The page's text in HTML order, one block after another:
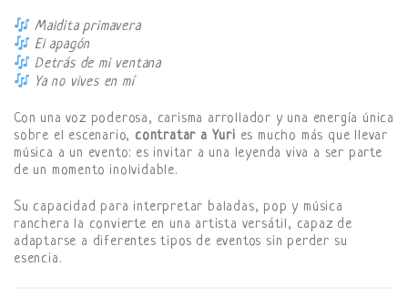
Maldita primavera
El apagón
Detrás de mi ventana
Ya no vives en mí
Con una voz poderosa, carisma arrollador y una energía única
sobre el escenario, contratar a Yuri es mucho más que llevar
música a un evento: es invitar a una leyenda viva a ser parte
de un momento inolvidable.
Su capacidad para interpretar baladas, pop y música
ranchera la convierte en una artista versátil, capaz de
adaptarse a diferentes tipos de eventos sin perder su
esencia.